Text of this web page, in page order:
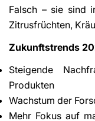
Falsch – sie sind
Zitrusfrüchten,
Zukunftstrends
Steigende
Produkten
Wachstum der
Mehr Fokus auf